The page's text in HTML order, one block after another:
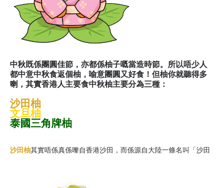
中秋既係團圓佳節，亦都係柚子嘅當造時節。所以唔少人
都中意中秋食返個柚，喻意團圓又好食！但柚你就聽得多
喇，其實香港人主要食中秋柚主要分為三種：
沙田柚
文旦柚
泰國三角牌柚
沙田柚